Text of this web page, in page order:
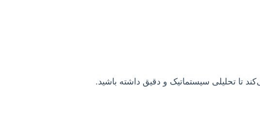
تحلیلی سیستماتیک و دقیق داشته باشید.